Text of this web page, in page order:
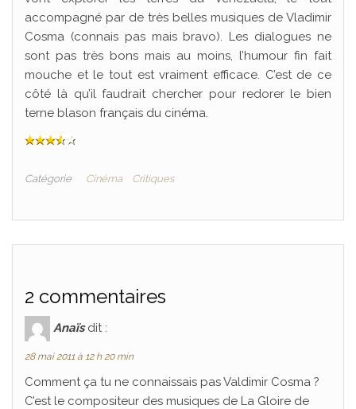
accompagné par de très belles musiques de Vladimir
Cosma (connais pas mais bravo). Les dialogues ne
sont pas très bons mais au moins, l’humour fin fait
mouche et le tout est vraiment efficace. C’est de ce
côté là qu’il faudrait chercher pour redorer le bien
terne blason français du cinéma.
Catégorie Cinéma Critiques
2 commentaires
Anaïs dit :
28 mai 2011 à 12 h 20 min
Comment ça tu ne connaissais pas Valdimir Cosma ?
C’est le compositeur des musiques de La Gloire de